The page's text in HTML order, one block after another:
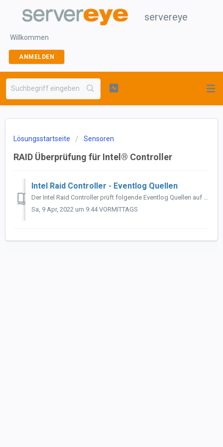
servereye
Willkommen
ANMELDEN
Lösungsstartseite Sensoren
RAID Überprüfung für Intel® Controller
Intel Raid Controller - Eventlog Quellen
Der Intel Raid Controller prüft folgende Eventlog Quellen auf Einträge und schlägt Alarm wenn die Eventebene "WARNUNG" oder "FEHLER" zei...
Sa, 9 Apr, 2022 um 9:44 VORMITTAGS